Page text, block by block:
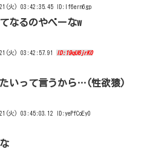
火) 03:42:35.45 ID:lf6ern6gp
なるのやべーなw
火) 03:42:57.91 ID:19qU6jrK0
いって言うから…(性欲猿)
火) 03:45:03.12 ID:yePfCoEy0